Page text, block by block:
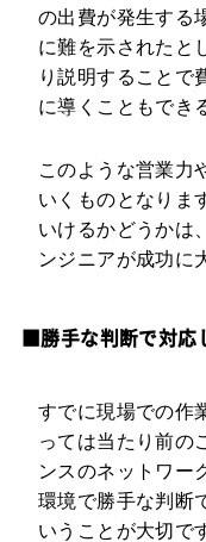
の出費が発生する
に難を示されたと
り説明することで
に導くこともでき
このような営業力
いくものとなりま
いけるかどうかは
ンジニアが成功に
■勝手な判断で対応
すでに現場での作
っては当たり前の
ンスのネットワー
環境で勝手な判断
いうことが大切で